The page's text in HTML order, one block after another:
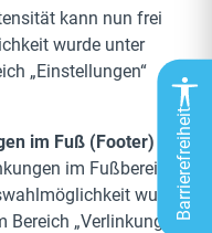
kann nun frei
wurde unter
„Einstellungen“
im Fuß (Footer)
im Fußbereich
wurde
Bereich „Verlinkung“
Barrierefreiheit